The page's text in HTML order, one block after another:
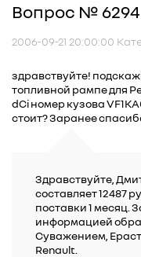
Вопрос № 6294
2006-09-21 20:00:00
здравствуйте!
топливной рампе для
dCi номер кузова
стоит? Заранее
Здравствуйте,
составляет 12487
поставки 1 месяц.
информацией
Суважением,
Renault.